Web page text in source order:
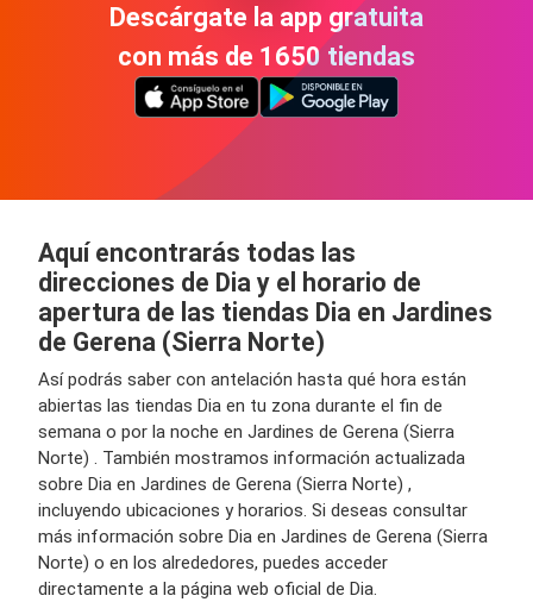
Descárgate la app gratuita
con más de 1650 tiendas
Aquí encontrarás todas las
direcciones de Dia y el horario de
apertura de las tiendas Dia en Jardines
de Gerena (Sierra Norte)
Así podrás saber con antelación hasta qué hora están
abiertas las tiendas Dia en tu zona durante el fin de
semana o por la noche en Jardines de Gerena (Sierra
Norte) . También mostramos información actualizada
sobre Dia en Jardines de Gerena (Sierra Norte) ,
incluyendo ubicaciones y horarios. Si deseas consultar
más información sobre Dia en Jardines de Gerena (Sierra
Norte) o en los alrededores, puedes acceder
directamente a la página web oficial de Dia.